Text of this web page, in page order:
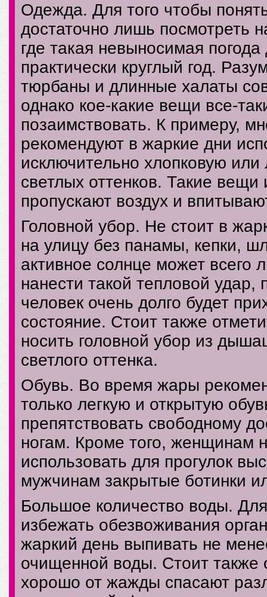
Одежда. Для того чтобы
достаточно лишь посмотреть
где такая невыносимая
практически круглый год.
тюрбаны и длинные халаты
однако кое-какие вещи все-
позаимствовать. К примеру,
рекомендуют в жаркие дни
исключительно хлопковую
светлых оттенков. Такие вещи
пропускают воздух и
Головной убор. Не стоит в
на улицу без панамы, кепки,
активное солнце может всего
нанести такой тепловой удар,
человек очень долго будет
состояние. Стоит также
носить головной убор из
светлого оттенка.
Обувь. Во время жары
только легкую и открытую
препятствовать свободному
ногам. Кроме того, женщинам
использовать для прогулок
мужчинам закрытые ботинки
Большое количество воды.
избежать обезвоживания
жаркий день выпивать не
очищенной воды. Стоит также
хорошо от жажды спасают